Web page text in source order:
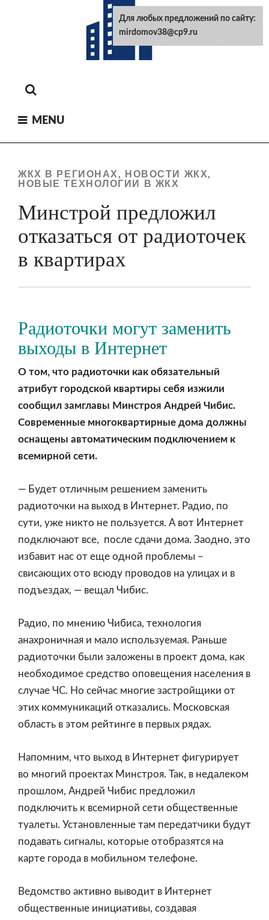
MENU
ЖКХ В РЕГИОНАХ , НОВОСТИ ЖКХ,
НОВЫЕ ТЕХНОЛОГИИ В ЖКХ
Минстрой предложил
отказаться от радиоточек
в квартирах
Радиоточки могут заменить
выходы в Интернет
О том, что радиоточки как обязательный
атрибут городской квартиры себя изжили
сообщил замглавы Минстроя Андрей Чибис.
Современные многоквартирные дома должны
оснащены автоматическим подключением к
всемирной сети.
— Будет отличным решением заменить
радиоточки на выход в Интернет. Радио, по
сути, уже никто не пользуется. А вот Интернет
подключают все, после сдачи дома. Заодно, это
избавит нас от еще одной проблемы –
свисающих ото всюду проводов на улицах и в
подъездах, — вещал Чибис.
Радио, по мнению Чибиса, технология
анахроничная и мало используемая. Раньше
радиоточки были заложены в проект дома, как
необходимое средство оповещения населения в
случае ЧС. Но сейчас многие застройщики от
этих коммуникаций отказались. Московская
область в этом рейтинге в первых рядах.
Напомним, что выход в Интернет фигурирует
во многий проектах Минстроя. Так, в недалеком
прошлом, Андрей Чибис предложил
подключить к всемирной сети общественные
туалеты. Установленные там передатчики будут
подавать сигналы, которые отобразятся на
карте города в мобильном телефоне.
Ведомство активно выводит в Интернет
общественные инициативы, создавая
Для любых предложений по сайту:
mirdomov38@cp9.ru